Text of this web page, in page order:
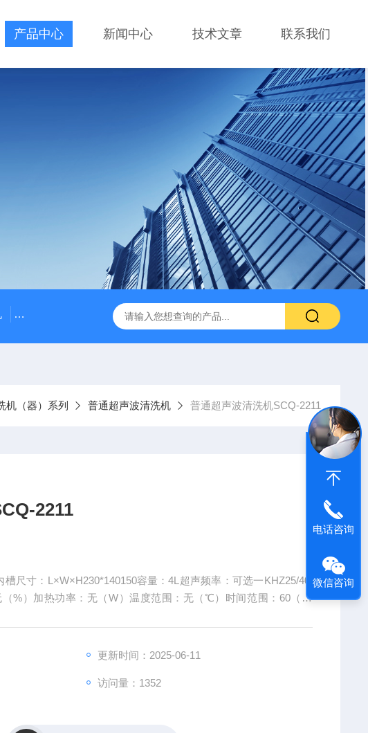
产品中心 新闻中心 技术文章 联系我们
数控超声波清洗机1001A 数控超声波清洗机SCQ-250B1 SCQ-
机（器）系列 普通超声波清洗机 普通超声波清洗机SCQ-2211
2211
尺寸：L×W×H230*140150容量：4L超声频率：可选一KHZ25/40/
%）加热功率：无（W）温度范围：无（℃）时间范围：60（Mi
更新时间：2025-06-11
访问量：1352
电话咨询
微信咨询